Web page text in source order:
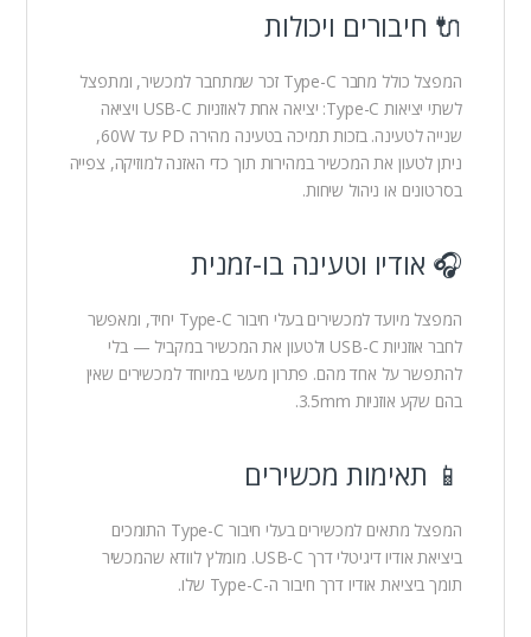
🔌 חיבורים ויכולות
המפצל כולל מחבר Type-C זכר שמתחבר למכשיר, ומתפצל
לשתי יציאות Type-C: יציאה אחת לאוזניות USB-C ויציאה
שנייה לטעינה. בזכות תמיכה בטעינה מהירה PD עד 60W,
ניתן לטעון את המכשיר במהירות תוך כדי האזנה למוזיקה, צפייה
בסרטונים או ניהול שיחות.
🎧 אודיו וטעינה בו-זמנית
המפצל מיועד למכשירים בעלי חיבור Type-C יחיד, ומאפשר
לחבר אוזניות USB-C ולטעון את המכשיר במקביל — בלי
להתפשר על אחד מהם. פתרון מעשי במיוחד למכשירים שאין
בהם שקע אוזניות 3.5mm.
📱 תאימות מכשירים
המפצל מתאים למכשירים בעלי חיבור Type-C התומכים
ביציאת אודיו דיגיטלי דרך USB-C. מומלץ לוודא שהמכשיר
תומך ביציאת אודיו דרך חיבור ה-Type-C שלו.